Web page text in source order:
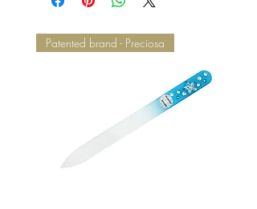
Patented brand - Preciosa